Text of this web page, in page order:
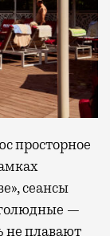
просторное
сеансы
—
не плавают